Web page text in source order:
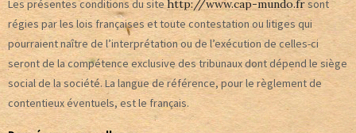
Les présentes conditions du sitehttp://www.cap-mundo.frsont
régies par les lois françaises et toute contestation ou litiges qui
pourraient naître de l’interprétation ou de l’exécution de celles-ci
seront de la compétence exclusive des tribunaux dont dépend le siège
social de la société. La langue de référence, pour le règlement de
contentieux éventuels, est le français.